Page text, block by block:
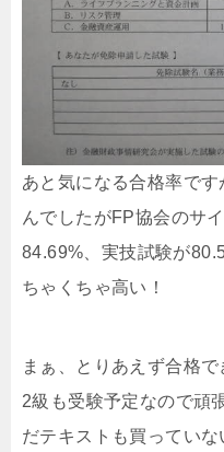
あと気になる合格率で
んでしたがFP協会のサ
84.69%、実技試験が
ちゃくちゃ高い！
まぁ、とりあえず合格
2級も受験予定なので頑
だテキストも買ってい